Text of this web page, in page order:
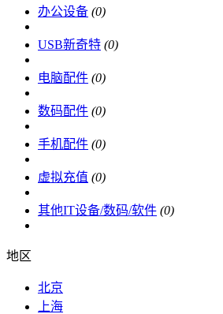
办公设备 (0)
USB新奇特 (0)
电脑配件 (0)
数码配件 (0)
手机配件 (0)
虚拟充值 (0)
其他IT设备/数码/软件 (0)
地区
北京
上海